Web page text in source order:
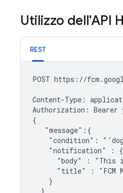
Utilizzo dell'API
REST
POST https://
Content-Type:
Authorization: Bearer
{
   "message":{
"condition":
    "notification" : {
"body" : "This
"title" : "FCM
    }